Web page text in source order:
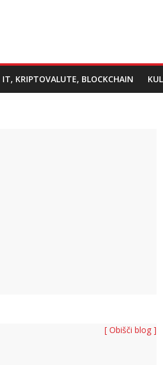
IT, KRIPTOVALUTE, BLOCKCHAIN
[ Obišči blog ]